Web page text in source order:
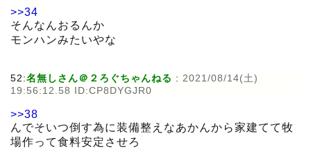
>>34
そんなんおるんか
モンハンみたいやな
52:名無しさん＠２ろぐちゃんねる : 2021/08/14(土)
19:56:12.58 ID:CP8DYGJR0
>>38
んでそいつ倒す為に装備整えなあかんから家建てて牧
場作って食料安定させろ